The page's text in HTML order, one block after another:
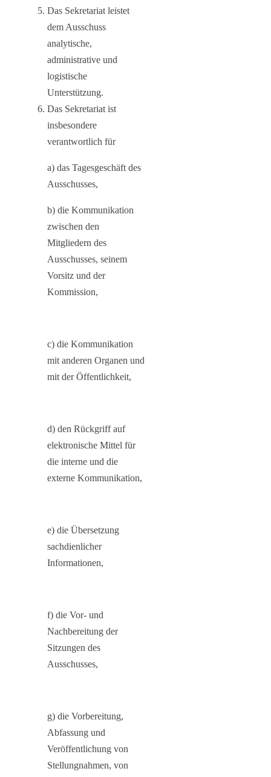
Das Sekretariat leistet
dem Ausschuss
analytische,
administrative und
logistische
Unterstützung.
Das Sekretariat ist
insbesondere
verantwortlich für
a) das Tagesgeschäft des
Ausschusses,
b) die Kommunikation
zwischen den
Mitgliedern des
Ausschusses, seinem
Vorsitz und der
Kommission,
c) die Kommunikation
mit anderen Organen und
mit der Öffentlichkeit,
d) den Rückgriff auf
elektronische Mittel für
die interne und die
externe Kommunikation,
e) die Übersetzung
sachdienlicher
Informationen,
f) die Vor- und
Nachbereitung der
Sitzungen des
Ausschusses,
g) die Vorbereitung,
Abfassung und
Veröffentlichung von
Stellungnahmen, von